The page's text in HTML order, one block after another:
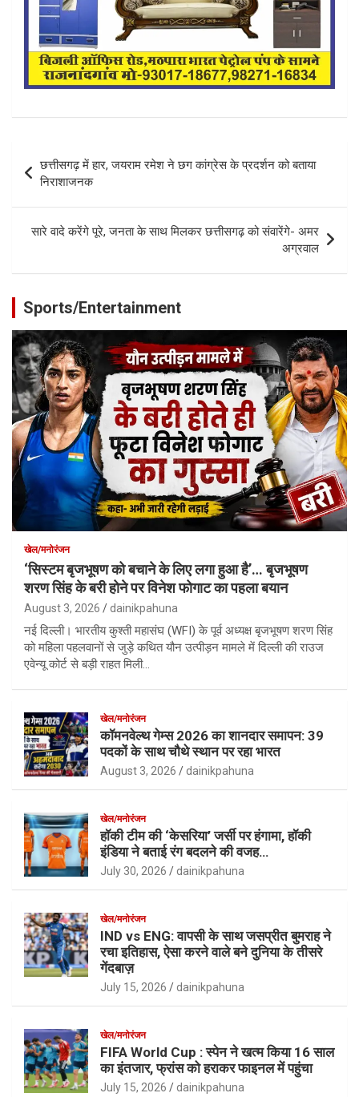
navigation
छत्तीसगढ़ में हार, जयराम रमेश ने छग कांग्रेस के प्रदर्शन को बताया
निराशाजनक
सारे वादे करेंगे पूरे, जनता के साथ मिलकर छत्तीसगढ़ को संवारेंगे- अमर
अग्रवाल
Sports/Entertainment
खेल/मनोरंजन
‘सिस्टम बृजभूषण को बचाने के लिए लगा हुआ है’… बृजभूषण
शरण सिंह के बरी होने पर विनेश फोगाट का पहला बयान
August 3, 2026 dainikpahuna
नई दिल्ली। भारतीय कुश्ती महासंघ (WFI) के पूर्व अध्यक्ष बृजभूषण शरण सिंह
को महिला पहलवानों से जुड़े कथित यौन उत्पीड़न मामले में दिल्ली की राउज
एवेन्यू कोर्ट से बड़ी राहत मिली…
खेल/मनोरंजन
कॉमनवेल्थ गेम्स 2026 का शानदार समापन: 39
पदकों के साथ चौथे स्थान पर रहा भारत
August 3, 2026 dainikpahuna
खेल/मनोरंजन
हॉकी टीम की ‘केसरिया’ जर्सी पर हंगामा, हॉकी
इंडिया ने बताई रंग बदलने की वजह…
July 30, 2026 dainikpahuna
खेल/मनोरंजन
IND vs ENG: वापसी के साथ जसप्रीत बुमराह ने
रचा इतिहास, ऐसा करने वाले बने दुनिया के तीसरे
गेंदबाज़
July 15, 2026 dainikpahuna
खेल/मनोरंजन
FIFA World Cup : स्पेन ने खत्म किया 16 साल
का इंतजार, फ्रांस को हराकर फाइनल में पहुंचा
July 15, 2026 dainikpahuna